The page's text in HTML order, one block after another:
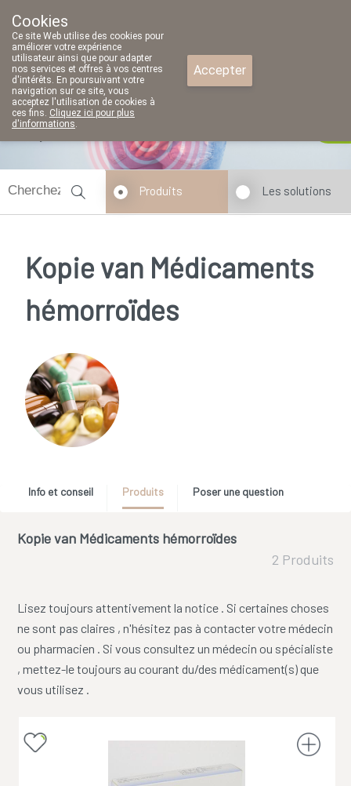
Produits Les solutions
Kopie van Médicaments
hémorroïdes
Info et conseil Produits Poser une question
Kopie van Médicaments hémorroïdes
2 Produits
Lisez toujours attentivement la notice . Si certaines choses
ne sont pas claires , n'hésitez pas à contacter votre médecin
ou pharmacien . Si vous consultez un médecin ou spécialiste
, mettez-le toujours au courant du/des médicament(s) que
vous utilisez .
Cookies
Ce site Web utilise des cookies pour
améliorer votre expérience
utilisateur ainsi que pour adapter
nos services et offres à vos centres
d'intérêts. En poursuivant votre
navigation sur ce site, vous
acceptez l'utilisation de cookies à
ces fins. Cliquez ici pour plus
d'informations.
Accepter